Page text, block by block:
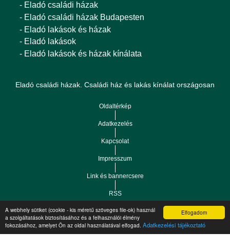
Elfogadom
A webhely sütiket (cookie - kis méretű szöveges file-ok) használ
a szolgáltatások biztosításához és a felhasználói élmény
fokozásához, amelyet Ön az oldal használatával elfogad. Adatkezelési tájékoztató
- Eladó családi házak
- Eladó családi házak Budapesten
- Eladó lakások és házak
- Eladó lakások
- Eladó lakások és házak kínálata
Eladó családi házak. Családi ház és lakás kínálat országosan
Oldaltérkép
Adatkezelés
Kapcsolat
Impresszum
Link és bannercsere
RSS
Copyright © 2021.Vár-Köz Kft. - Ingatlan nyilvántartó, ügyviteli és
adminisztrációs szoftver